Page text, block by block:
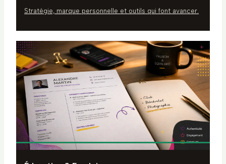
Stratégie, marque personnelle et outils qui font avancer.